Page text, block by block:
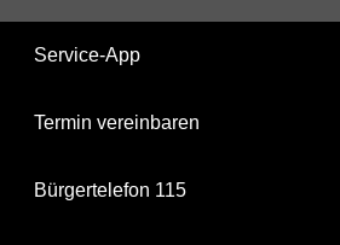
Service-App
Termin vereinbaren
Bürgertelefon 115